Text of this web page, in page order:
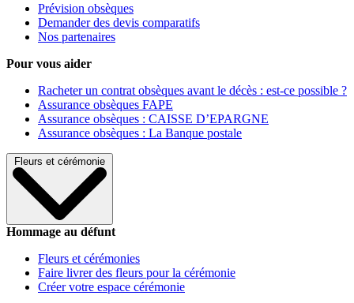
Prévision obsèques
Demander des devis comparatifs
Nos partenaires
Pour vous aider
Racheter un contrat obsèques avant le décès : est-ce possible ?
Assurance obsèques FAPE
Assurance obsèques : CAISSE D’EPARGNE
Assurance obsèques : La Banque postale
Fleurs et cérémonie
Hommage au défunt
Fleurs et cérémonies
Faire livrer des fleurs pour la cérémonie
Créer votre espace cérémonie